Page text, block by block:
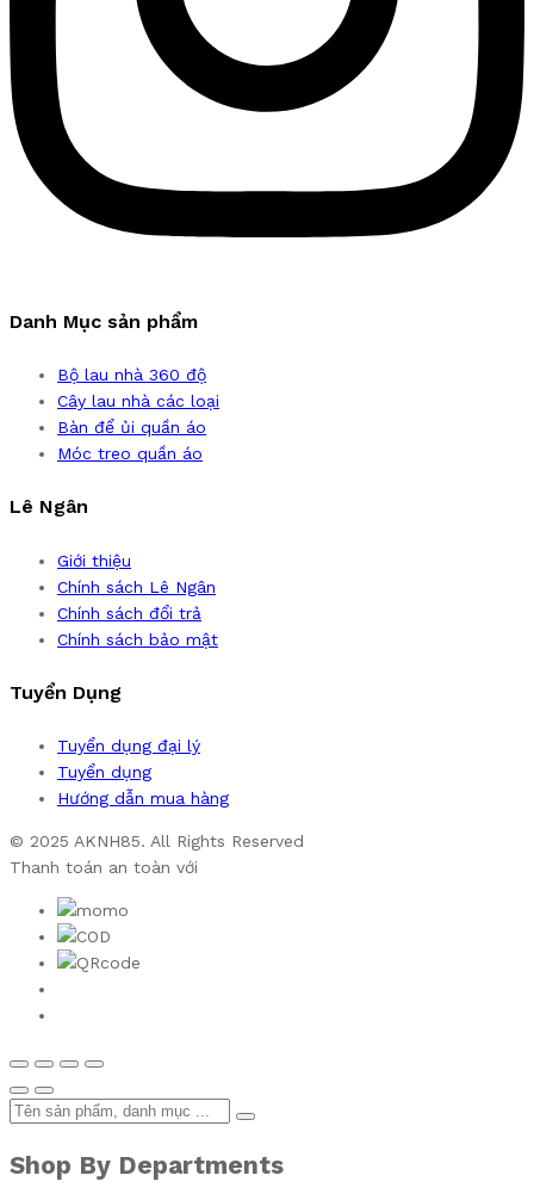
Danh Mục sản phẩm
Bộ lau nhà 360 độ
Cây lau nhà các loại
Bàn để ủi quần áo
Móc treo quần áo
Lê Ngân
Giới thiệu
Chính sách Lê Ngân
Chính sách đổi trả
Chính sách bảo mật
Tuyển Dụng
Tuyển dụng đại lý
Tuyển dụng
Hướng dẫn mua hàng
© 2025 AKNH85. All Rights Reserved
Thanh toán an toàn với
Shop By Departments